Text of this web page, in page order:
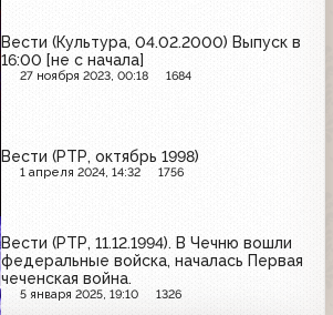
Вести (Культура, 04.02.2000) Выпуск в
16:00 [не с начала]
27 ноября 2023, 00:18 1684
Вести (РТР, октябрь 1998)
1 апреля 2024, 14:32 1756
Вести (РТР, 11.12.1994). В Чечню вошли
федеральные войска, началась Первая
чеченская война.
5 января 2025, 19:10 1326